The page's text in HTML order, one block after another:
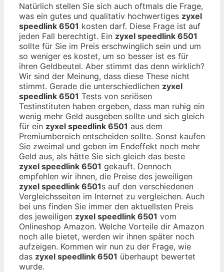
Natürlich stellen Sie sich auch oftmals die Frage,
was ein gutes und qualitativ hochwertiges zyxel
speedlink 6501 kosten darf. Diese Frage ist auf
jeden Fall berechtigt. Ein zyxel speedlink 6501
sollte für Sie im Preis erschwinglich sein und um
so weniger es kostet, um so besser ist es für
ihren Geldbeutel. Aber stimmt das denn wirklich?
Wir sind der Meinung, dass diese These nicht
stimmt. Gerade die unterschiedlichen zyxel
speedlink 6501 Tests von seriösen
Testinstituten haben ergeben, dass man ruhig ein
wenig mehr Geld ausgeben sollte und sich gleich
für ein zyxel speedlink 6501 aus dem
Premiumbereich entscheiden sollte. Sonst kaufen
Sie zweimal und geben im Endeffekt noch mehr
Geld aus, als hätte Sie sich gleich das beste
zyxel speedlink 6501 gekauft. Dennoch
empfehlen wir ihnen, die Preise des jeweiligen
zyxel speedlink 6501s auf den verschiedenen
Vergleichsseiten im Internet zu vergleichen. Auch
bei uns finden Sie immer den aktuellsten Preis
des jeweiligen zyxel speedlink 6501 vom
Onlineshop Amazon. Welche Vorteile dir Amazon
noch alle bietet, werden wir ihnen später noch
aufzeigen. Kommen wir nun zu der Frage, wie
das zyxel speedlink 6501 überhaupt bewertet
wurde.